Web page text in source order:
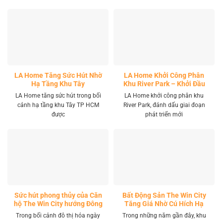
LA Home Tăng Sức Hút Nhờ
Hạ Tầng Khu Tây
LA Home tăng sức hút trong bối
cảnh hạ tầng khu Tây TP HCM
được
LA Home Khởi Công Phân
Khu River Park – Khởi Đầu
Giai Đoạn Phát Triển Mới
LA Home khởi công phân khu
River Park, đánh dấu giai đoạn
phát triển mới
Sức hút phong thủy của Căn
hộ The Win City hướng Đông
Nam
Trong bối cảnh đô thị hóa ngày
Bất Động Sản The Win City
Tăng Giá Nhờ Cú Hích Hạ
Tầng
Trong những năm gần đây, khu